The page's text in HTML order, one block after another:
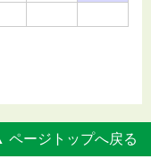
ページトップへ戻る